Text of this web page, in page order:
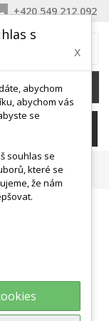
+420 549 212 092
0 Kč
Ks 127 X 83 Cm
s
x
abychom
abychom vás
se
souhlas se
které se
že nám